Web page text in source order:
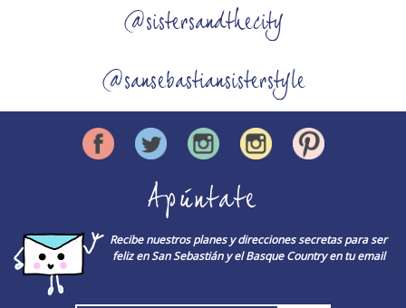
@sistersandthecity
@sansebastiansisterstyle
Apúntate
Recibe nuestros planes y direcciones secretas para ser
feliz en San Sebastián y el Basque Country en tu email